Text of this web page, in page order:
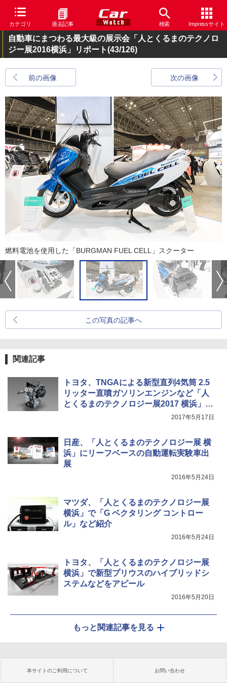
カテゴリ 過去記事 検索 Impressサイト
自動車にまつわる最大級の展示会「人とくるまのテクノロ
ジー展2016横浜」リポート(43/126)
前の画像 次の画像
燃料電池を使用した「BURGMAN FUEL CELL」スクーター
この写真の記事へ
関連記事
トヨタ、TNGAによる新型直列4気筒 2.5
リッター直噴ガソリンエンジンなど「人
とくるまのテクノロジー展2017 横浜」に
2017年5月17日
日産、「人とくるまのテクノロジー展 横
浜」にリーフベースの自動運転実験車出
展
2016年5月24日
マツダ、「人とくるまのテクノロジー展
横浜」で「G ベクタリング コントロー
ル」など紹介
2016年5月24日
トヨタ、「人とくるまのテクノロジー展
横浜」で新型プリウスのハイブリッドシ
ステムなどをアピール
2016年5月20日
もっと関連記事を見る
本サイトのご利用について お問い合わせ